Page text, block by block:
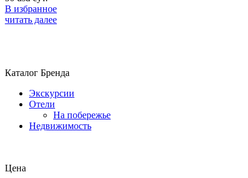
В избранное
читать далее
Каталог Бренда
Экскурсии
Отели
На побережье
Недвижимость
Цена